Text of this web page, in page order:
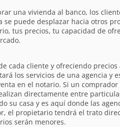
una vivienda al banco, los
puede desplazar hacia otros
tus precios, tu capacidad de
cada cliente y ofreciendo
los servicios de una agencia y
en el notario. Si un
directamente entre
su casa y es aquí donde las
el propietario tendrá el trato
serán menores.